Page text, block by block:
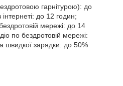
гарнітурою): до
до 12 годин;
мережі: до 14
по бездротовій мережі:
швидкої зарядки: до 50%